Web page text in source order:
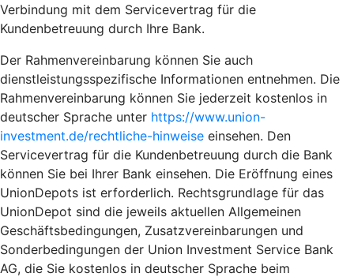
Verbindung mit dem Servicevertrag für die
Kundenbetreuung durch Ihre Bank.
Der Rahmenvereinbarung können Sie auch
dienstleistungsspezifische Informationen entnehmen. Die
Rahmenvereinbarung können Sie jederzeit kostenlos in
deutscher Sprache unter https://www.union-
investment.de/rechtliche-hinweise einsehen. Den
Servicevertrag für die Kundenbetreuung durch die Bank
können Sie bei Ihrer Bank einsehen. Die Eröffnung eines
UnionDepots ist erforderlich. Rechtsgrundlage für das
UnionDepot sind die jeweils aktuellen Allgemeinen
Geschäftsbedingungen, Zusatzvereinbarungen und
Sonderbedingungen der Union Investment Service Bank
AG, die Sie kostenlos in deutscher Sprache beim